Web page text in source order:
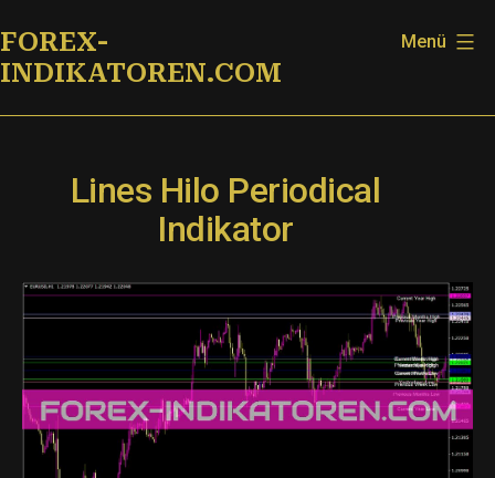
Inhalt
springen
FOREX-
INDIKATOREN.COM
Menü
Lines Hilo Periodical
Indikator